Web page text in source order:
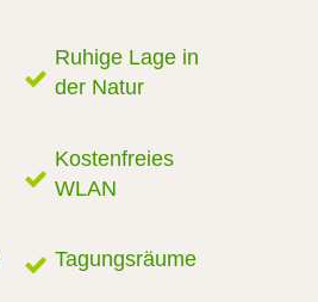
Ruhige Lage in
der Natur
Kostenfreies
WLAN
Tagungsräume